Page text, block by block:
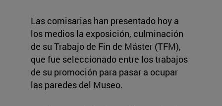
Las comisarias han presentado hoy a
los medios la exposición, culminación
de su Trabajo de Fin de Máster (TFM),
que fue seleccionado entre los trabajos
de su promoción para pasar a ocupar
las paredes del Museo.